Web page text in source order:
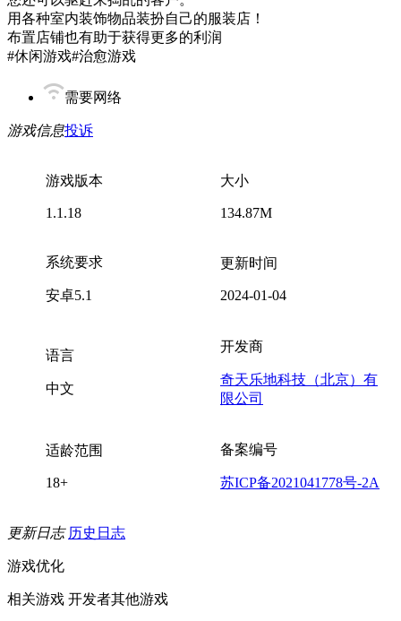
用各种室内装饰物品装扮自己的服装店！
布置店铺也有助于获得更多的利润
#休闲游戏#治愈游戏
需要网络
游戏信息投诉
游戏版本
1.1.18
大小
134.87M
系统要求
安卓5.1
更新时间
2024-01-04
语言
中文
开发商
奇天乐地科技（北京）有
限公司
适龄范围
18+
备案编号
苏ICP备2021041778号-2A
更新日志 历史日志
游戏优化
相关游戏 开发者其他游戏